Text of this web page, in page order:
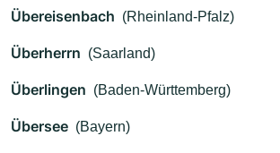
Übereisenbach (Rheinland-Pfalz)
Überherrn (Saarland)
Überlingen (Baden-Württemberg)
Übersee (Bayern)